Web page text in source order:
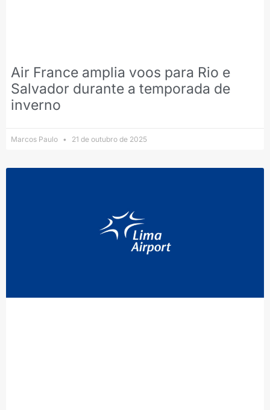
Air France amplia voos para Rio e
Salvador durante a temporada de
inverno
Marcos Paulo 21 de outubro de 2025